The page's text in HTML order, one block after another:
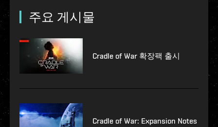
주요 게시물
Cradle of War 확장팩 출시
Cradle of War: Expansion Notes